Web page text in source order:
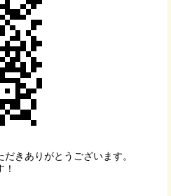
きありがとうございます。